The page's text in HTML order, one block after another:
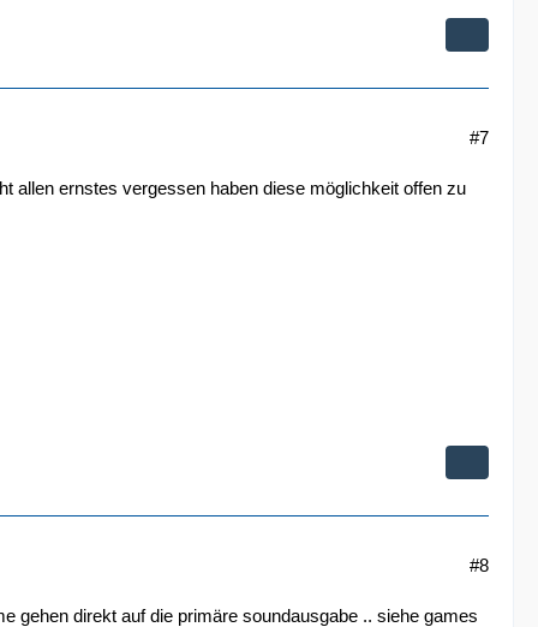
#7
allen ernstes vergessen haben diese möglichkeit offen zu
#8
gehen direkt auf die primäre soundausgabe .. siehe games